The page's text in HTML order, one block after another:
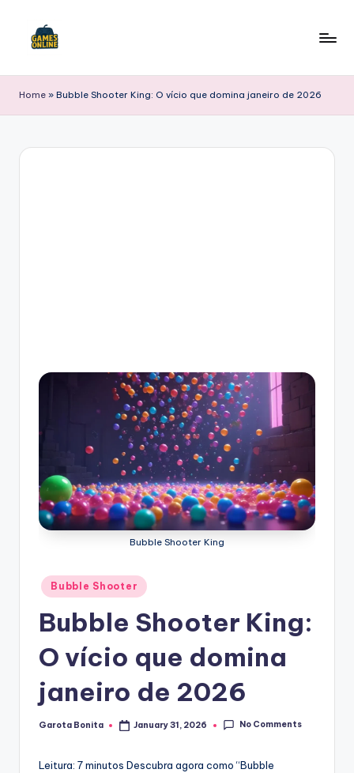
B
Home » Bubble Shooter King: O vício que domina janeiro de 2026
Bubble Shooter King
Posted
in
Bubble Shooter
Bubble Shooter King:
O vício que domina
janeiro de 2026
Posted
Garota Bonita January 31, 2026 No Comments
Leitura: 7 minutos Descubra agora como “Bubble